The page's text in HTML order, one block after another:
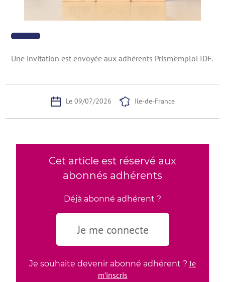
Une invitation est envoyée aux adhérents Prism'emploi IDF.
Le 09/07/2026 Ile-de-France
Cet article est réservé aux
abonnés adhérents
Déjà abonné adhérent ?
Je me connecte
Je souhaite devenir abonné adhérent ?Je
m’inscris